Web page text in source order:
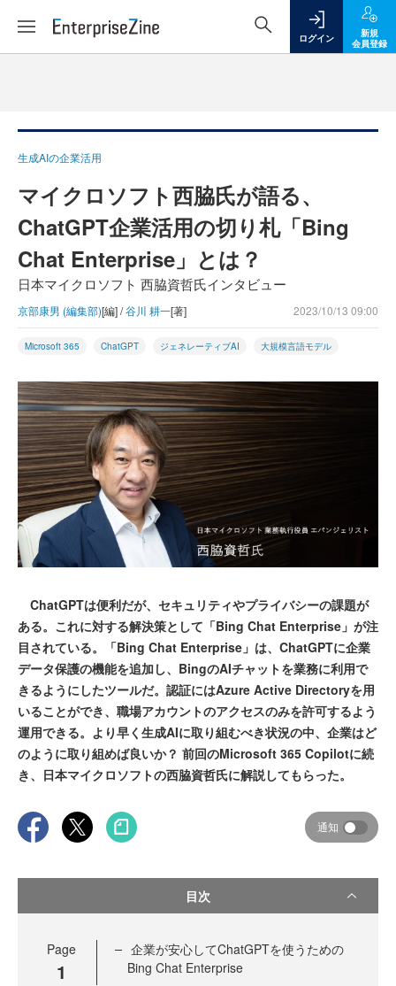
ログイン
新規
会員登録
生成AIの企業活用
マイクロソフト西脇氏が語る、
ChatGPT企業活用の切り札「Bing
Chat Enterprise」とは？
日本マイクロソフト 西脇資哲氏インタビュー
京部康男 (編集部)[編] /谷川 耕一[著] 2023/10/13 09:00
Microsoft 365 ChatGPT ジェネレーティブAI 大規模言語モデル
ChatGPTは便利だが、セキュリティやプライバシーの課題が
ある。これに対する解決策として「Bing Chat Enterprise」が注
目されている。「Bing Chat Enterprise」は、ChatGPTに企業
データ保護の機能を追加し、BingのAIチャットを業務に利用で
きるようにしたツールだ。認証にはAzure Active Directoryを用
いることができ、職場アカウントのアクセスのみを許可するよう
運用できる。より早く生成AIに取り組むべき状況の中、企業はど
のように取り組めば良いか？ 前回のMicrosoft 365 Copilotに続
き、日本マイクロソフトの西脇資哲氏に解説してもらった。
通知
目次
Page
1
企業が安心してChatGPTを使うための
Bing Chat Enterprise